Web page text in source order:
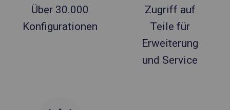
Über 30.000
Konfigurationen
Zugriff auf
Teile für
Erweiterung
und Service